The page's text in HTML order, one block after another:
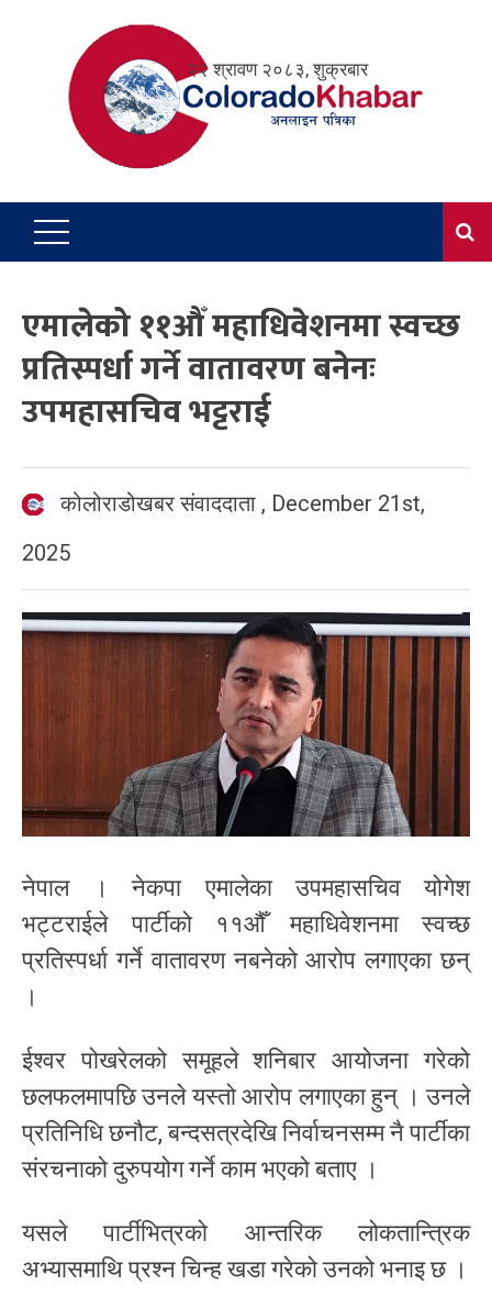
२२ श्रावण २०८३, शुक्रबार
एमालेको ११औँ महाधिवेशनमा स्वच्छ
प्रतिस्पर्धा गर्ने वातावरण बनेनः
उपमहासचिव भट्टराई
कोलोराडोखबर संवाददाता , December 21st,
2025
नेपाल । नेकपा एमालेका उपमहासचिव योगेश
भट्टराईले पार्टीको ११औँ महाधिवेशनमा स्वच्छ
प्रतिस्पर्धा गर्ने वातावरण नबनेको आरोप लगाएका छन्
।
ईश्वर पोखरेलको समूहले शनिबार आयोजना गरेको
छलफलमापछि उनले यस्तो आरोप लगाएका हुन् । उनले
प्रतिनिधि छनौट, बन्दसत्रदेखि निर्वाचनसम्म नै पार्टीका
संरचनाको दुरुपयोग गर्ने काम भएको बताए ।
यसले पार्टीभित्रको आन्तरिक लोकतान्त्रिक
अभ्यासमाथि प्रश्न चिन्ह खडा गरेको उनको भनाइ छ ।